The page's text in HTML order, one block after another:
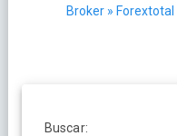
Broker » Forextotal
Buscar: